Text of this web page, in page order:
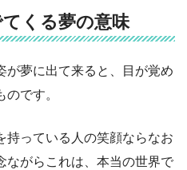
くる夢の意味
が夢に出て来ると、目が覚め
です。
持っている人の笑顔ならなお
ながらこれは、本当の世界で